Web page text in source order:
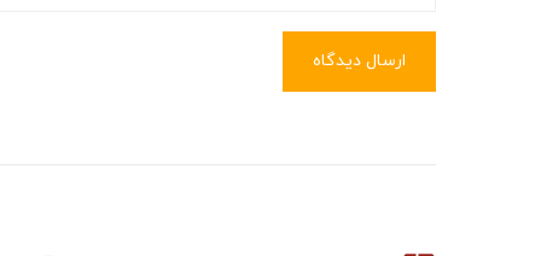
ارسال دیدگاه